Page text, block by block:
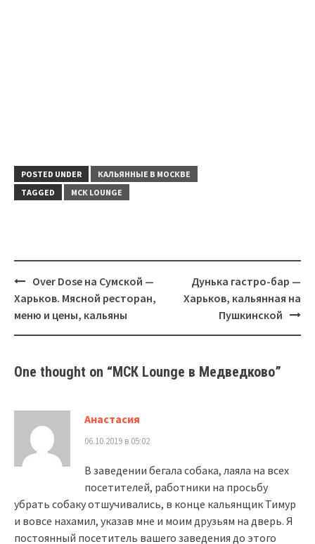
POSTED UNDER
КАЛЬЯННЫЕ В МОСКВЕ
TAGGED
МСК LOUNGE
Post
navigation
Over Dose на Сумской —
Харьков. Мясной ресторан,
меню и цены, кальяны
Дунька гастро-бар —
Харьков, кальянная на
Пушкинской
One thought on “МСК Lounge в Медведково”
Анастасия
06.10.2019 в 05:02
В заведении бегала собака, лаяла на всех
посетителей, работники на просьбу
убрать собаку отшучивались, в конце кальянщик Тимур
и вовсе нахамил, указав мне и моим друзьям на дверь. Я
постоянный посетитель вашего заведения до этого